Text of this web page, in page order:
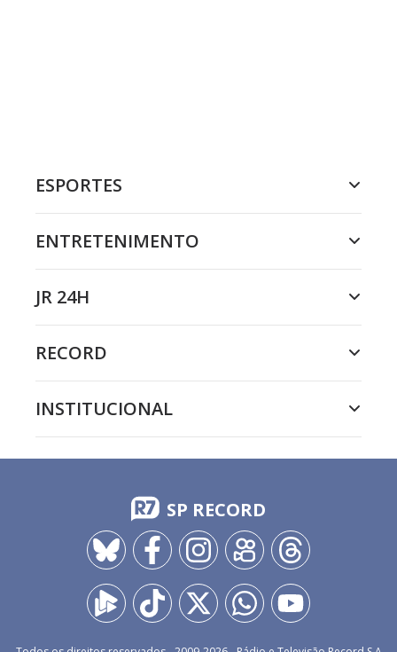
ESPORTES
ENTRETENIMENTO
JR 24H
RECORD
INSTITUCIONAL
SP RECORD